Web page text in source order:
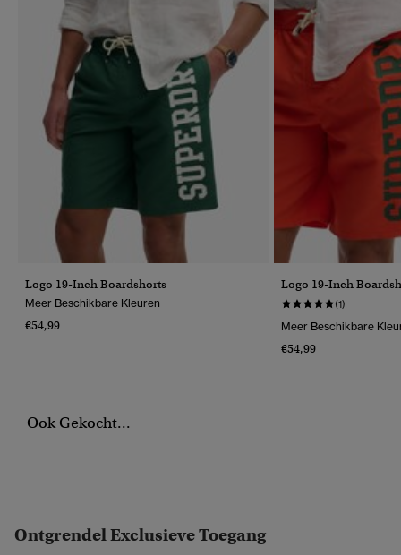
Logo 19-Inch Boardshorts
Meer Beschikbare Kleuren
€54,99
Logo 19-Inch
(1)
Meer Beschikbare
€54,99
Ook Gekocht...
Ontgrendel Exclusieve Toegang